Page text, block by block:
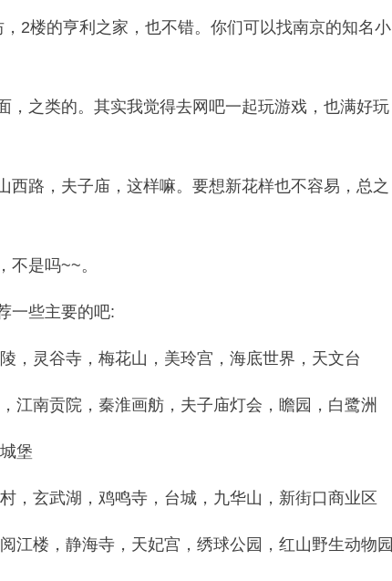
2楼的亨利之家，也不错。你们可以找南京的知名小
，之类的。其实我觉得去网吧一起玩游戏，也满好玩
西路，夫子庙，这样嘛。要想新花样也不容易，总之
不是吗~~。
一些主要的吧:
，灵谷寺，梅花山，美玲宫，海底世界，天文台
江南贡院，秦淮画舫，夫子庙灯会，瞻园，白鹭洲
堡
，玄武湖，鸡鸣寺，台城，九华山，新街口商业区
江楼，静海寺，天妃宫，绣球公园，红山野生动物园